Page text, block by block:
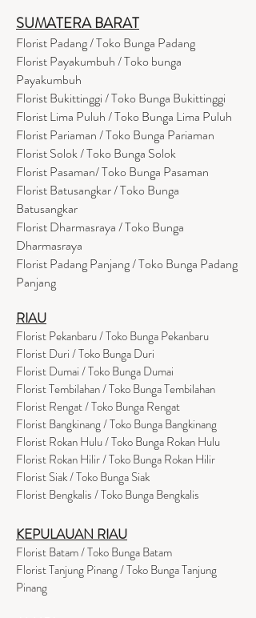
SUMATERA BARAT
Florist Padang / Toko Bunga Padang
Florist Payakumbuh / Toko bunga
Payakumbuh
Florist Bukittinggi / Toko Bunga Bukittinggi
Florist Lima Puluh / Toko Bunga Lima Puluh
Florist Pariaman / Toko Bunga Pariaman
Florist Solok / Toko Bunga Solok
Florist Pasaman/ Toko Bunga Pasaman
Florist Batusangkar / Toko Bunga
Batusangkar
Florist Dharmasraya / Toko Bunga
Dharmasraya
Florist Padang Panjang / Toko Bunga Padang
Panjang
RIAU
Florist Pekanbaru / Toko Bunga Pekanbaru
Florist Duri / Toko Bunga Duri
Florist Dumai / Toko Bunga Dumai
Florist Tembilahan / Toko Bunga Tembilahan
Florist Rengat / Toko Bunga Rengat
Florist Bangkinang / Toko Bunga Bangkinang
Florist Rokan Hulu / Toko Bunga Rokan Hulu
Florist Rokan Hilir / Toko Bunga Rokan Hilir
Florist Siak / Toko Bunga Siak
Florist Bengkalis / Toko Bunga Bengkalis
KEPULAUAN RIAU
Florist Batam / Toko Bunga Batam
Florist Tanjung Pinang / Toko Bunga Tanjung
Pinang